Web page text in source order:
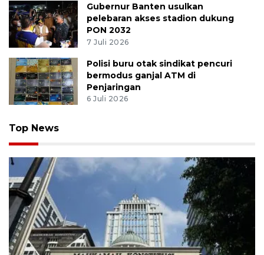
Gubernur Banten usulkan
pelebaran akses stadion dukung
PON 2032
7 Juli 2026
Polisi buru otak sindikat pencuri
bermodus ganjal ATM di
Penjaringan
6 Juli 2026
Top News